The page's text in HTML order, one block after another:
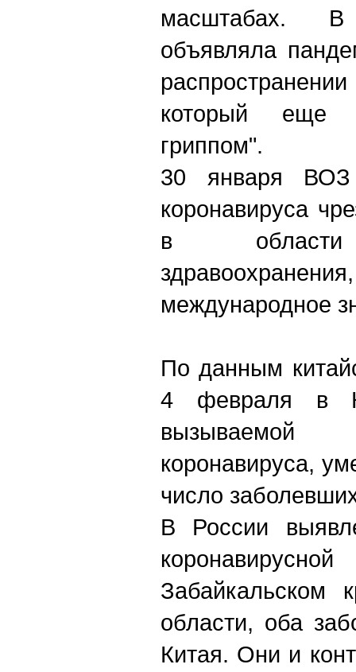
масштабах.
объявляла
который еще
гриппом".
30 января ВОЗ
коронавируса
в области
международное
По данным
4 февраля в
коронавируса,
число
В России
области, оба
Китая. Они и